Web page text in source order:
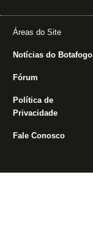
Áreas do Site
Notícias do Botafogo
Fórum
Política de
Privacidade
Fale Conosco